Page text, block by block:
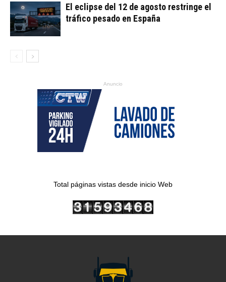
El eclipse del 12 de agosto restringe el
tráfico pesado en España
Anuncio
Total páginas vistas desde inicio Web